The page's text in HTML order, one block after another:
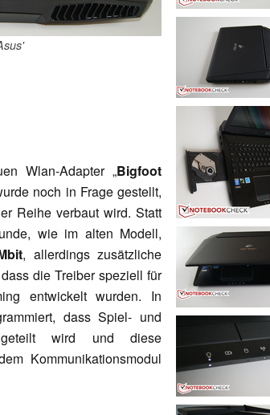
Wlan-Adapter „Bigfoot
noch in Frage gestellt,
Reihe verbaut wird. Statt
wie im alten Modell,
, allerdings zusätzliche
die Treiber speziell für
entwickelt wurden. In
dass Spiel- und
wird und diese
Kommunikationsmodul